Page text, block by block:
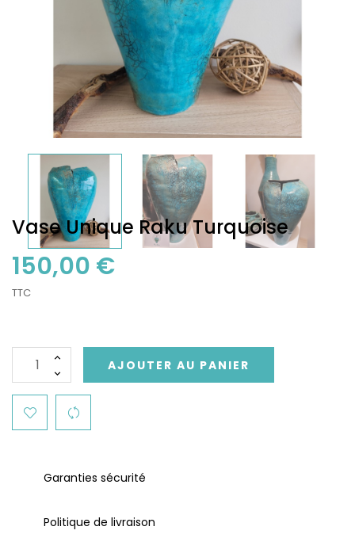
Vase Unique Raku Turquoise
150,00 €
TTC
AJOUTER AU PANIER
Garanties sécurité
Politique de livraison